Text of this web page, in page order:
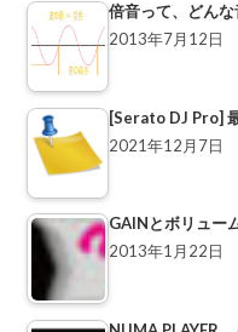
倍音って、どんな
2013年7月12日
[Serato DJ Pro]
2021年12月7日
GAINとボリュー
2013年1月22日